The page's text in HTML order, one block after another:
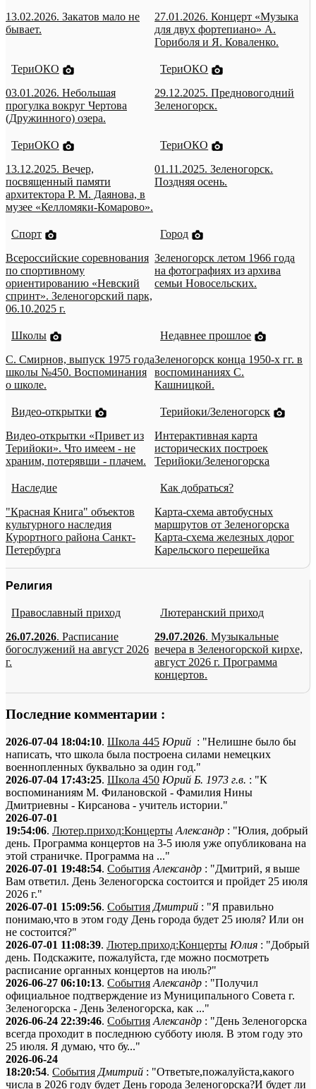
13.02.2026. Закатов мало не
бывает.
27.01.2026. Концерт «Музыка
для двух фортепиано» А.
Гориболя и Я. Коваленко.
ТериОКО
03.01.2026. Небольшая
прогулка вокруг Чертова
(Дружинного) озера.
ТериОКО
29.12.2025. Предновогодний
Зеленогорск.
ТериОКО
13.12.2025. Вечер,
посвященный памяти
архитектора Р. М. Даянова, в
музее «Келломяки-Комарово».
ТериОКО
01.11.2025. Зеленогорск.
Поздняя осень.
Спорт
Всероссийские соревнования
по спортивному
ориентированию «Невский
спринт». Зеленогорский парк,
06.10.2025 г.
Город
Зеленогорск летом 1966 года
на фотографиях из архива
семьи Новосельских.
Школы
С. Смирнов, выпуск 1975 года
школы №450. Воспоминания
о школе.
Недавнее прошлое
Зеленогорск конца 1950-х гг. в
воспоминаниях С.
Кашницкой.
Видео-открытки
Видео-открытки «Привет из
Терийоки». Что имеем - не
храним, потерявши - плачем.
Терийоки/Зеленогорск
Интерактивная карта
исторических построек
Терийоки/Зеленогорска
Наследие
"Красная Книга" объектов
культурного наследия
Курортного района Санкт-
Петербурга
Как добраться?
Карта-схема автобусных
маршрутов от Зеленогорска
Карта-схема железных дорог
Карельского перешейка
Религия
Православный приход
26.07.2026. Расписание
богослужений на август 2026
г.
Лютеранский приход
29.07.2026. Музыкальные
вечера в Зеленогорской кирхе,
август 2026 г. Программа
концертов.
Последние комментарии :
2026-07-04 18:04:10. Школа 445 Юрий : "Нелишне было бы
написать, что школа была построена силами немецких
военнопленных буквально за один год."
2026-07-04 17:43:25. Школа 450 Юрий Б. 1973 г.в. : "К
воспоминаниям М. Филановской - Фамилия Нины
Дмитриевны - Кирсанова - учитель истории."
2026-07-01
19:54:06. Лютер.приход:Концерты Александр : "Юлия, добрый
день. Программа концертов на 3-5 июля уже опубликована на
этой страничке. Программа на ..."
2026-07-01 19:48:54. События Александр : "Дмитрий, я выше
Вам ответил. День Зеленогорска состоится и пройдет 25 июля
2026 г."
2026-07-01 15:09:56. События Дмитрий : "Я правильно
понимаю,что в этом году День города будет 25 июля? Или он
не состоится?"
2026-07-01 11:08:39. Лютер.приход:Концерты Юлия : "Добрый
день. Подскажите, пожалуйста, где можно посмотреть
расписание органных концертов на июль?"
2026-06-27 06:10:13. События Александр : "Получил
официальное подтверждение из Муниципального Совета г.
Зеленогорска - День Зеленогорска, как ..."
2026-06-24 22:39:46. События Александр : "День Зеленогорска
всегда проходит в последнюю субботу июля. В этом году это
25 июля. Я думаю, что бу..."
2026-06-24
18:20:54. События Дмитрий : "Ответьте,пожалуйста,какого
числа в 2026 году будет День города Зеленогорска?И будет ли